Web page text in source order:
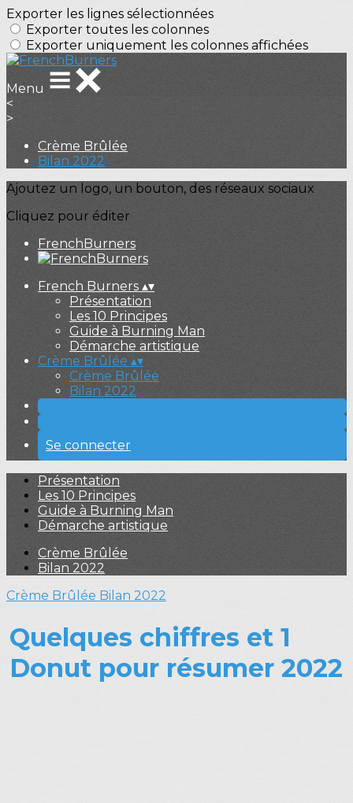
Exporter les lignes sélectionnées
Exporter toutes les colonnes
Exporter uniquement les colonnes affichées
Menu
<
>
Crème Brûlée
Bilan 2022
Ajoutez un logo, un bouton, des réseaux sociaux
Cliquez pour éditer
FrenchBurners
French Burners ▴▾
Présentation
Les 10 Principes
Guide à Burning Man
Démarche artistique
Crème Brûlée ▴▾
Crème Brûlée
Bilan 2022
Se connecter
Présentation
Les 10 Principes
Guide à Burning Man
Démarche artistique
Crème Brûlée
Bilan 2022
Crème Brûlée Bilan 2022
Quelques chiffres et 1
Donut pour résumer 2022